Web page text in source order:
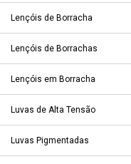
Lençóis de Borracha
Lençóis de Borrachas
Lençóis em Borracha
Luvas de Alta Tensão
Luvas Pigmentadas